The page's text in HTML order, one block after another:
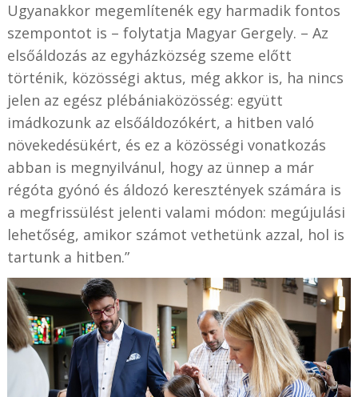
Ugyanakkor megemlítenék egy harmadik fontos
szempontot is – folytatja Magyar Gergely. – Az
elsőáldozás az egyházközség szeme előtt
történik, közösségi aktus, még akkor is, ha nincs
jelen az egész plébániaközösség: együtt
imádkozunk az elsőáldozókért, a hitben való
növekedésükért, és ez a közösségi vonatkozás
abban is megnyilvánul, hogy az ünnep a már
régóta gyónó és áldozó keresztények számára is
a megfrissülést jelenti valami módon: megújulási
lehetőség, amikor számot vethetünk azzal, hol is
tartunk a hitben.”